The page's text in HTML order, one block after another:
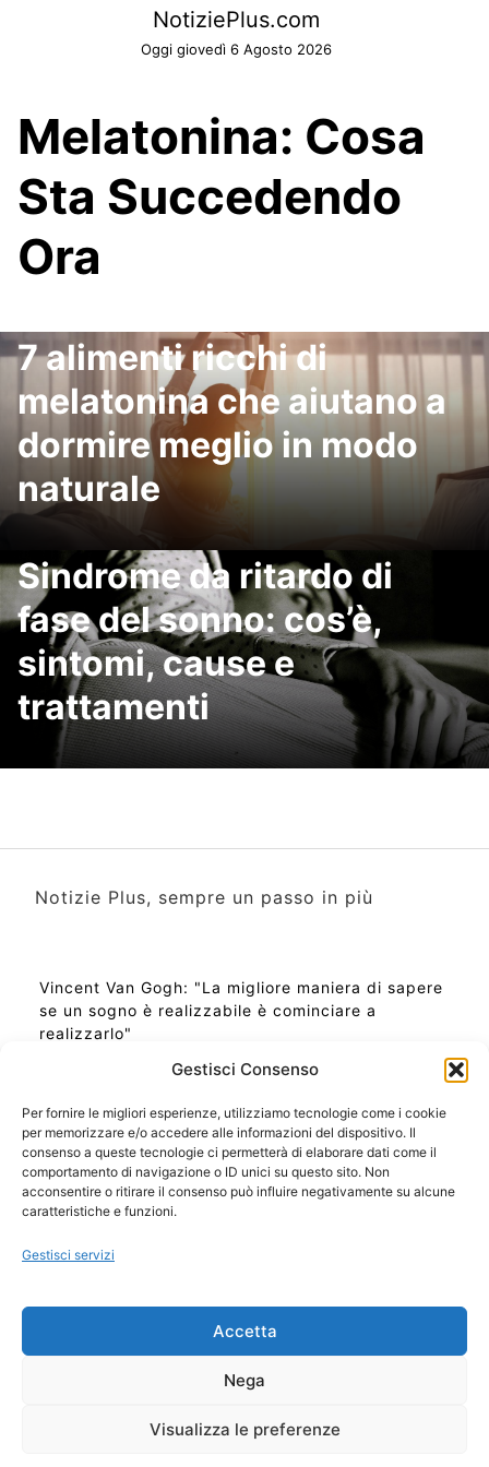
Gestisci Consenso
Per fornire le migliori esperienze, utilizziamo tecnologie come i cookie
per memorizzare e/o accedere alle informazioni del dispositivo. Il
consenso a queste tecnologie ci permetterà di elaborare dati come il
comportamento di navigazione o ID unici su questo sito. Non
acconsentire o ritirare il consenso può influire negativamente su alcune
caratteristiche e funzioni.
Gestisci servizi
Accetta
Nega
Visualizza le preferenze
NotiziePlus.com
Oggi giovedì 6 Agosto 2026
Melatonina: Cosa
Sta Succedendo
Ora
7 alimenti ricchi di
melatonina che aiutano a
dormire meglio in modo
naturale
Sindrome da ritardo di
fase del sonno: cos’è,
sintomi, cause e
trattamenti
Notizie Plus, sempre un passo in più
Vincent Van Gogh: "La migliore maniera di sapere
se un sogno è realizzabile è cominciare a
realizzarlo"
Ora Esatta in Italia in questo momento
Ti Senti Strano Ultimamente? Potrebbe Essere per
la Risonanza di Schumann
Come Sapere Se Stai Ascendendo alla Quinta
Copyright 2026 NotiziePlus.com
📰 Contenuto Umano Verificato
Privacy Coockie
Pubblicità